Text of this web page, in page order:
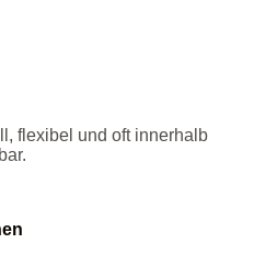
flexibel und oft innerhalb